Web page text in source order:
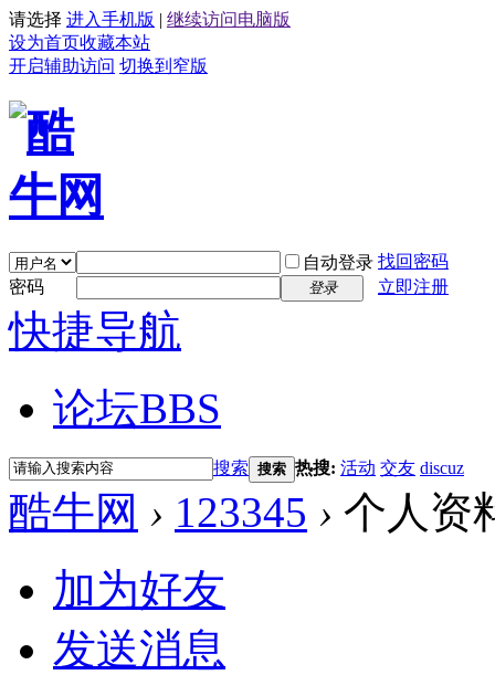
请选择 进入手机版 | 继续访问电脑版
设为首页收藏本站
开启辅助访问 切换到窄版
自动登录 找回密码
密码
登录 立即注册
快捷导航
论坛BBS
搜索 搜索 热搜: 活动 交友 discuz
酷牛网 › 123345 › 个人资
加为好友
发送消息